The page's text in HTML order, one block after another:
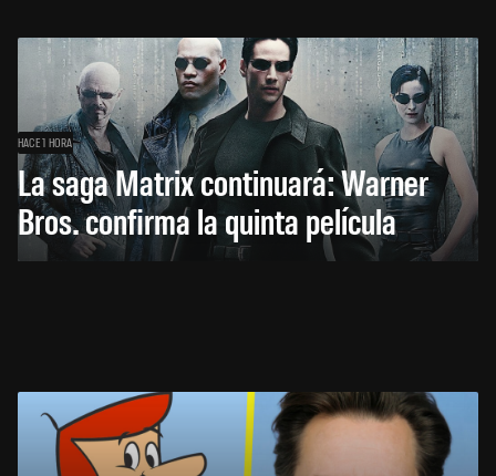
HACE 1 HORA
La saga Matrix continuará: Warner
Bros. confirma la quinta película